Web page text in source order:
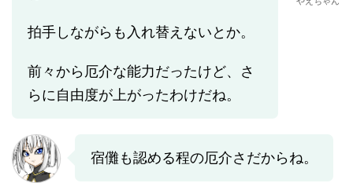
拍手しながらも入れ替えないとか。
前々から厄介な能力だったけど、さ
らに自由度が上がったわけだね。
宿儺も認める程の厄介さだからね。